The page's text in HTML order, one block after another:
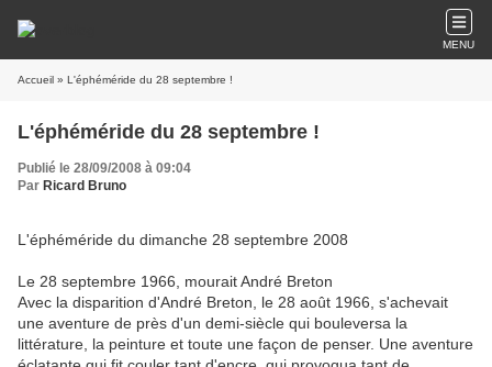
MENU
Accueil » L'éphéméride du 28 septembre !
L'éphéméride du 28 septembre !
Publié le 28/09/2008 à 09:04
Par Ricard Bruno
L'éphéméride du dimanche 28 septembre 2008
L e 28 septembre 1966, mourait André Breton
Avec la disparition d'André Breton, le 28 août 1966, s'achevait
une aventure de près d'un demi-siècle qui bouleversa la
littérature, la peinture et toute une façon de penser. Une aventure